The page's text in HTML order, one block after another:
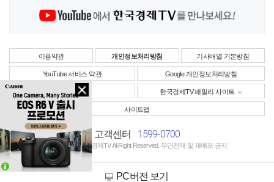
이용약관 개인정보처리방침 기사배열 기본방침
YouTube 서비스 약관 Google 개인정보처리방침
사업자정보 한국경제TV 패밀리 사이트
사이트맵
고객센터 1599-0700
Copyright © 한국경제TV All Right Reserved. 무단전재 및 재배포 금지
PC버전 보기